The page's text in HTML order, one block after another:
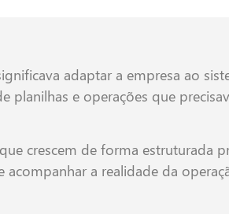
adaptar a empresa ao
planilhas e operações que
crescem de forma estruturada
a realidade da